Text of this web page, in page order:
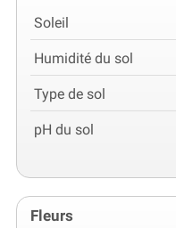
Soleil
Humidité du sol
Type de sol
pH du sol
Fleurs